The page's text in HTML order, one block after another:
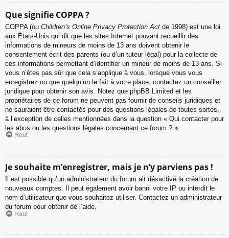
Que signifie COPPA ?
COPPA (ou Children’s Online Privacy Protection Act de 1998) est une loi
aux États-Unis qui dit que les sites Internet pouvant recueillir des
informations de mineurs de moins de 13 ans doivent obtenir le
consentement écrit des parents (ou d’un tuteur légal) pour la collecte de
ces informations permettant d’identifier un mineur de moins de 13 ans. Si
vous n’êtes pas sûr que cela s’applique à vous, lorsque vous vous
enregistrez ou que quelqu’un le fait à votre place, contactez un conseiller
juridique pour obtenir son avis. Notez que phpBB Limited et les
propriétaires de ce forum ne peuvent pas fournir de conseils juridiques et
ne sauraient être contactés pour des questions légales de toutes sortes,
à l’exception de celles mentionnées dans la question « Qui contacter pour
les abus ou les questions légales concernant ce forum ? ».
Haut
Je souhaite m’enregistrer, mais je n’y parviens pas !
Il est possible qu’un administrateur du forum ait désactivé la création de
nouveaux comptes. Il peut également avoir banni votre IP ou interdit le
nom d’utilisateur que vous souhaitez utiliser. Contactez un administrateur
du forum pour obtenir de l’aide.
Haut